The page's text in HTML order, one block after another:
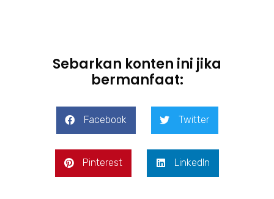
Sebarkan konten ini jika
bermanfaat:
Facebook Twitter
Pinterest LinkedIn